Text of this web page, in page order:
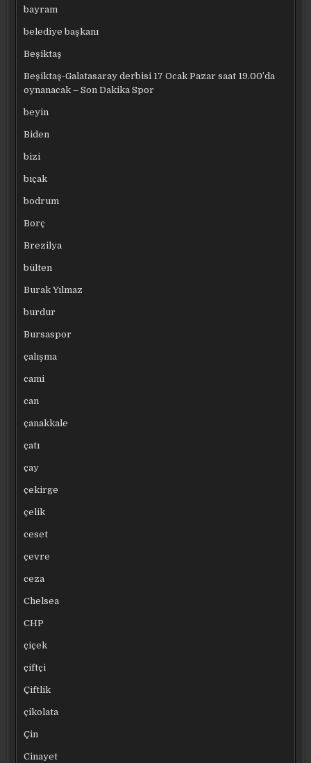
bayram
belediye başkanı
Beşiktaş
Beşiktaş-Galatasaray derbisi 17 Ocak Pazar saat 19.00’da
oynanacak – Son Dakika Spor
beyin
Biden
bizi
bıçak
bodrum
Borç
Brezilya
bülten
Burak Yılmaz
burdur
Bursaspor
çalışma
cami
can
çanakkale
çatı
çay
çekirge
çelik
ceset
çevre
ceza
Chelsea
CHP
çiçek
çiftçi
Çiftlik
çikolata
Çin
Cinayet